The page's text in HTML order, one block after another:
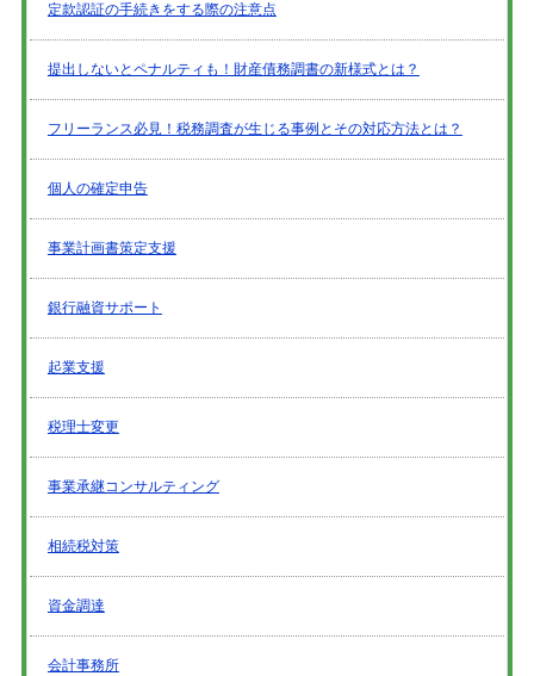
定款認証の手続きをする際の注意点
提出しないとペナルティも！財産債務調書の新様式とは？
フリーランス必見！税務調査が生じる事例とその対応方法とは？
個人の確定申告
事業計画書策定支援
銀行融資サポート
起業支援
税理士変更
事業承継コンサルティング
相続税対策
資金調達
会計事務所